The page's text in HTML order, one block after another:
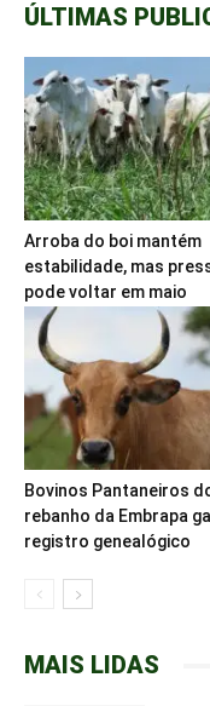
ÚLTIMAS
Arroba do boi mantém
estabilidade, mas
pode voltar em maio
Bovinos Pantaneiros
rebanho da Embrapa
registro genealógico
MAIS LIDAS